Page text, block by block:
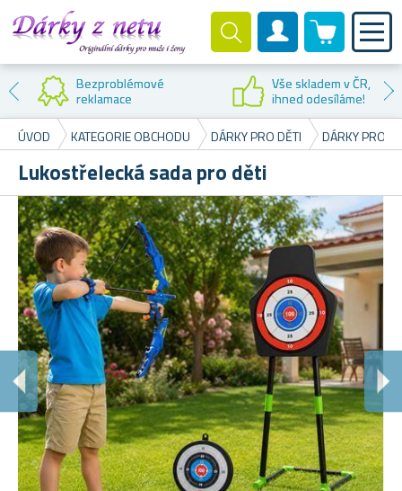
Zákaznický účet
0 produktů
Bezproblémové
reklamace
Vše skladem v ČR,
ihned odesíláme!
ÚVOD
KATEGORIE OBCHODU DÁRKY PRO DĚTI DÁRKY PRO
Lukostřelecká sada pro děti